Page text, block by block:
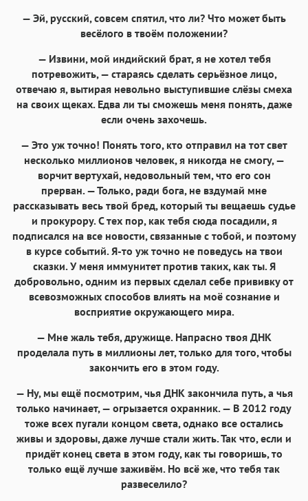
— Эй, русский, совсем спятил, что ли? Что может быть
весёлого в твоём положении?
— Извини, мой индийский брат, я не хотел тебя
потревожить, — стараясь сделать серьёзное лицо,
отвечаю я, вытирая невольно выступившие слёзы смеха
на своих щеках. Едва ли ты сможешь меня понять, даже
если очень захочешь.
— Это уж точно! Понять того, кто отправил на тот свет
несколько миллионов человек, я никогда не смогу, —
ворчит вертухай, недовольный тем, что его сон
прерван. — Только, ради бога, не вздумай мне
рассказывать весь твой бред, который ты вещаешь судье
и прокурору. С тех пор, как тебя сюда посадили, я
подписался на все новости, связанные с тобой, и поэтому
в курсе событий. Я-то уж точно не поведусь на твои
сказки. У меня иммунитет против таких, как ты. Я
добровольно, одним из первых сделал себе прививку от
всевозможных способов влиять на моё сознание и
восприятие окружающего мира.
— Мне жаль тебя, дружище. Напрасно твоя ДНК
проделала путь в миллионы лет, только для того, чтобы
закончить его в этом году.
— Ну, мы ещё посмотрим, чья ДНК закончила путь, а чья
только начинает, — огрызается охранник. — В 2012 году
тоже всех пугали концом света, однако все остались
живы и здоровы, даже лучше стали жить. Так что, если и
придёт конец света в этом году, как ты говоришь, то
только ещё лучше заживём. Но всё же, что тебя так
развеселило?